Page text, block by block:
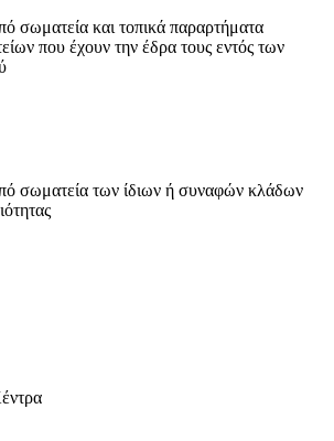
σωματεία και τοπικά παραρτήματα
που έχουν την έδρα τους εντός των
σωματεία των ίδιων ή συναφών κλάδων